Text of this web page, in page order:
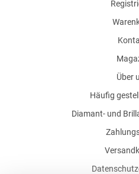
Über
Häufig
Diamant- und